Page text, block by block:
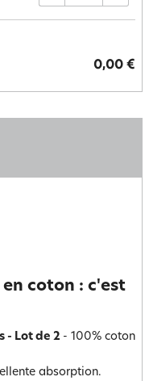
0,00 €
coton : c'est
- Lot de 2 - 100% coton
absorption.